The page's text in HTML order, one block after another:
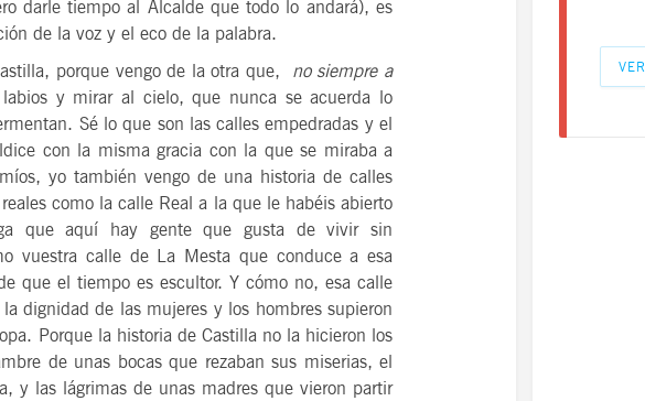
darle tiempo al Alcalde que todo lo andará), es
de la voz y el eco de la palabra.
porque vengo de la otra que, no siempre a
y mirar al cielo, que nunca se acuerda lo
Sé lo que son las calles empedradas y el
con la misma gracia con la que se miraba a
yo también vengo de una historia de calles
como la calle Real a la que le habéis abierto
que aquí hay gente que gusta de vivir sin
vuestra calle de La Mesta que conduce a esa
que el tiempo es escultor. Y cómo no, esa calle
dignidad de las mujeres y los hombres supieron
Porque la historia de Castilla no la hicieron los
de unas bocas que rezaban sus miserias, el
y las lágrimas de unas madres que vieron partir
VER VER